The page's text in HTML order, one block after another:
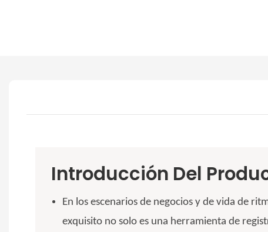
Introducción Del
En los escenarios de negocios y de vida de
exquisito no solo es una herramienta de